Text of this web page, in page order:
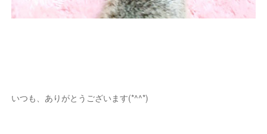
いつも、ありがとうございます(*^^*)